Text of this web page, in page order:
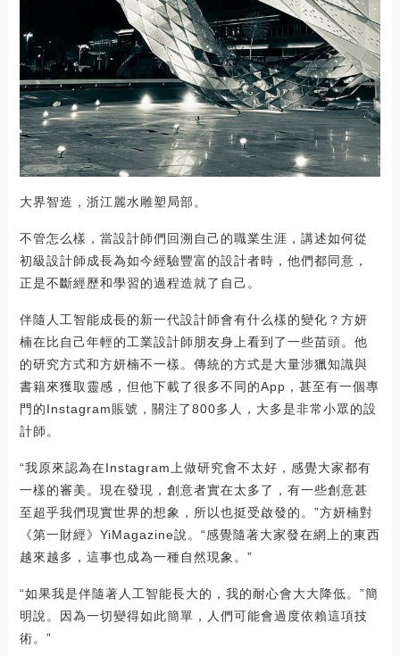
大界智造，浙江麗水雕塑局部。
不管怎么樣，當設計師們回溯自己的職業生涯，講述如何從
初級設計師成長為如今經驗豐富的設計者時，他們都同意，
正是不斷經歷和學習的過程造就了自己。
伴隨人工智能成長的新一代設計師會有什么樣的變化？方妍
楠在比自己年輕的工業設計師朋友身上看到了一些苗頭。他
的研究方式和方妍楠不一樣。傳統的方式是大量涉獵知識與
書籍來獲取靈感，但他下載了很多不同的App，甚至有一個專
門的Instagram賬號，關注了800多人，大多是非常小眾的設
計師。
“我原來認為在Instagram上做研究會不太好，感覺大家都有
一樣的審美。現在發現，創意者實在太多了，有一些創意甚
至超乎我們現實世界的想象，所以也挺受啟發的。”方妍楠對
《第一財經》YiMagazine說。“感覺隨著大家發在網上的東西
越來越多，這事也成為一種自然現象。”
“如果我是伴隨著人工智能長大的，我的耐心會大大降低。”簡
明說。因為一切變得如此簡單，人們可能會過度依賴這項技
術。”